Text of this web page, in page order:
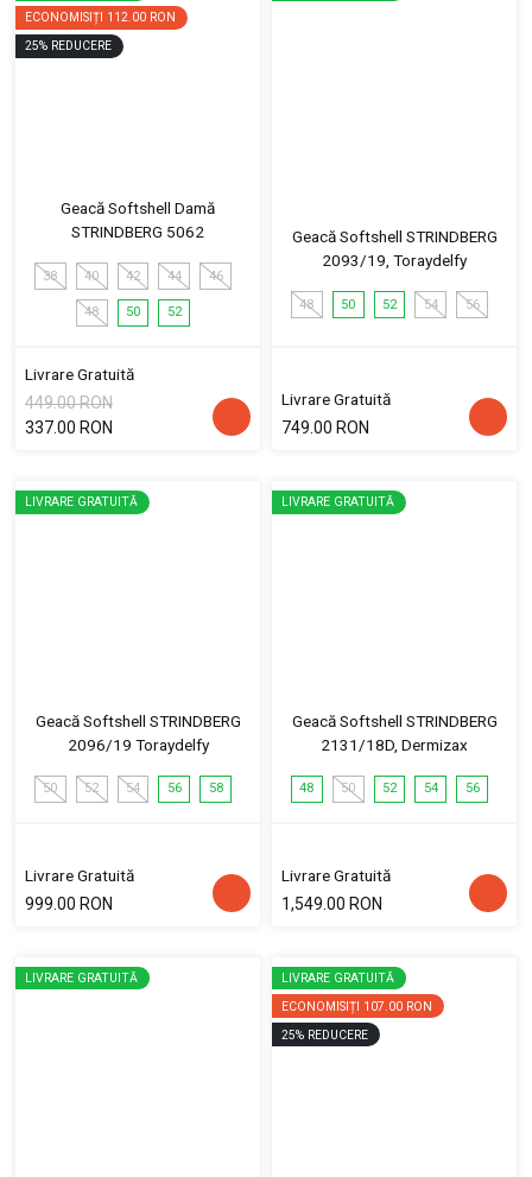
ECONOMISIȚI 112.00 RON
25% REDUCERE
Geacă Softshell Damă
STRINDBERG 5062
38 40 42 44 46
48 50 52
Livrare Gratuită
449.00 RON
337.00 RON
Geacă Softshell STRINDBERG
2093/19, Toraydelfy
48 50 52 54 56
Livrare Gratuită
749.00 RON
LIVRARE GRATUITĂ
Geacă Softshell STRINDBERG
2096/19 Toraydelfy
50 52 54 56 58
Livrare Gratuită
999.00 RON
LIVRARE GRATUITĂ
Geacă Softshell STRINDBERG
2131/18D, Dermizax
48 50 52 54 56
Livrare Gratuită
1,549.00 RON
LIVRARE GRATUITĂ
LIVRARE GRATUITĂ
ECONOMISIȚI 107.00 RON
25% REDUCERE